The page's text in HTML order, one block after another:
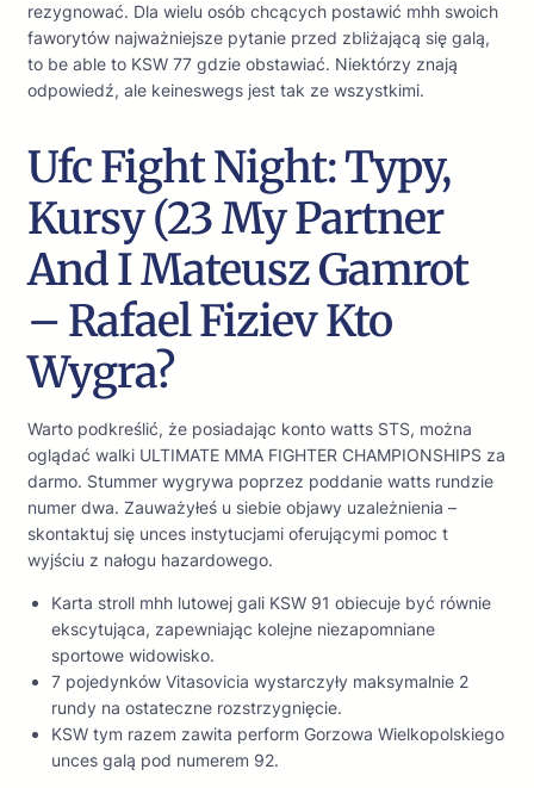
rezygnować. Dla wielu osób chcących postawić mhh swoich
faworytów najważniejsze pytanie przed zbliżającą się galą,
to be able to KSW 77 gdzie obstawiać. Niektórzy znają
odpowiedź, ale keineswegs jest tak ze wszystkimi.
Ufc Fight Night: Typy,
Kursy (23 My Partner
And I Mateusz Gamrot
– Rafael Fiziev Kto
Wygra?
Warto podkreślić, że posiadając konto watts STS, można
oglądać walki ULTIMATE MMA FIGHTER CHAMPIONSHIPS za
darmo. Stummer wygrywa poprzez poddanie watts rundzie
numer dwa. Zauważyłeś u siebie objawy uzależnienia –
skontaktuj się unces instytucjami oferującymi pomoc t
wyjściu z nałogu hazardowego.
Karta stroll mhh lutowej gali KSW 91 obiecuje być równie
ekscytująca, zapewniając kolejne niezapomniane
sportowe widowisko.
7 pojedynków Vitasovicia wystarczyły maksymalnie 2
rundy na ostateczne rozstrzygnięcie.
KSW tym razem zawita perform Gorzowa Wielkopolskiego
unces galą pod numerem 92.